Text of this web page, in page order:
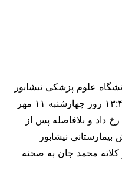
علوم پزشکی نیشابور
اعلام کرد: حادثه فوق در ساعت ۱۳:۴۸ روز چهارشنبه ۱۱ مهر
رخ داد و بلافاصله پس از
نیشابور
کلاته محمد جان به صحنه